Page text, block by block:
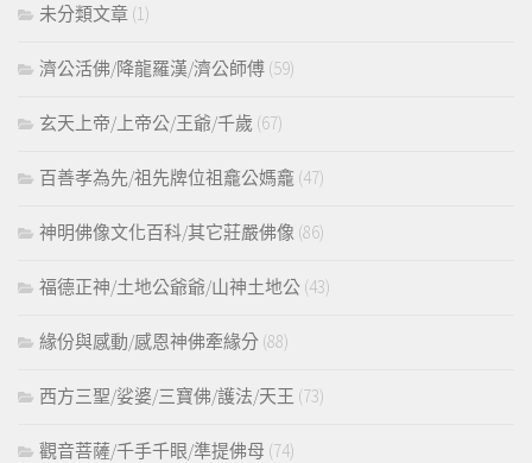
未分類文章 (1)
濟公活佛/降龍羅漢/濟公師傅 (59)
玄天上帝/上帝公/王爺/千歲 (67)
百善孝為先/祖先牌位祖龕公媽龕 (47)
神明佛像文化百科/其它莊嚴佛像 (86)
福德正神/土地公爺爺/山神土地公 (43)
緣份與感動/感恩神佛牽緣分 (88)
西方三聖/娑婆/三寶佛/護法/天王 (73)
觀音菩薩/千手千眼/準提佛母 (74)